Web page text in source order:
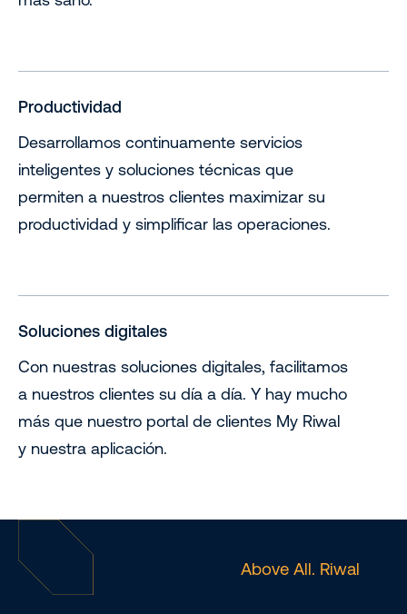
Productividad
Desarrollamos continuamente servicios
inteligentes y soluciones técnicas que
permiten a nuestros clientes maximizar su
productividad y simplificar las operaciones.
Soluciones digitales
Con nuestras soluciones digitales, facilitamos
a nuestros clientes su día a día. Y hay mucho
más que nuestro portal de clientes My Riwal
y nuestra aplicación.
Above All. Riwal